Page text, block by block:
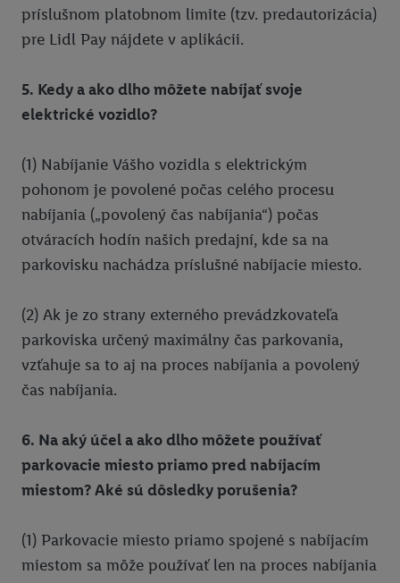
príslušnom platobnom limite (tzv. predautorizácia)
pre Lidl Pay nájdete v aplikácii.
5. Kedy a ako dlho môžete nabíjať svoje
elektrické vozidlo?
(1) Nabíjanie Vášho vozidla s elektrickým
pohonom je povolené počas celého procesu
nabíjania („povolený čas nabíjania“) počas
otváracích hodín našich predajní, kde sa na
parkovisku nachádza príslušné nabíjacie miesto.
(2) Ak je zo strany externého prevádzkovateľa
parkoviska určený maximálny čas parkovania,
vzťahuje sa to aj na proces nabíjania a povolený
čas nabíjania.
6. Na aký účel a ako dlho môžete používať
parkovacie miesto priamo pred nabíjacím
miestom? Aké sú dôsledky porušenia?
(1) Parkovacie miesto priamo spojené s nabíjacím
miestom sa môže používať len na proces nabíjania